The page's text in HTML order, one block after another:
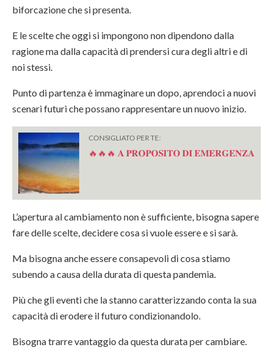
biforcazione che si presenta.
E le scelte che oggi si impongono non dipendono dalla
ragione ma dalla capacità di prendersi cura degli altri e di
noi stessi.
Punto di partenza è immaginare un dopo, aprendoci a nuovi
scenari futuri che possano rappresentare un nuovo inizio.
CONSIGLIATO PER TE:
🔥🔥🔥 𝐀 𝐏𝐑𝐎𝐏𝐎𝐒𝐈𝐓𝐎 𝐃𝐈 𝐄𝐌𝐄𝐑𝐆𝐄𝐍𝐙𝐀
L’apertura alcambiamento non è sufficiente, bisogna sapere
fare delle scelte, decidere cosa si vuole essere e si sarà.
Ma bisogna anche essere consapevoli di cosa stiamo
subendo a causa della durata di questa pandemia.
Più che gli eventi che la stanno caratterizzando conta la sua
capacità di erodere il futuro condizionandolo.
Bisogna trarre vantaggio da questa durata per cambiare.